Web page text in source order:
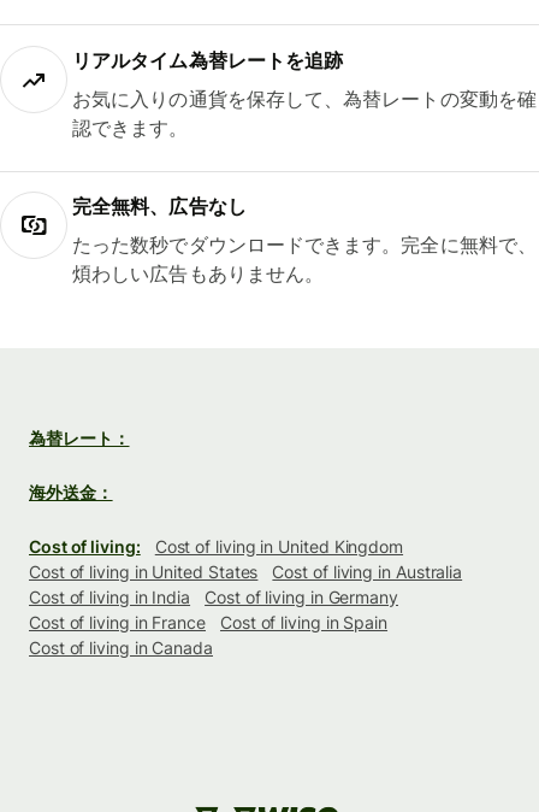
リアルタイム為替レートを追跡
お気に入りの通貨を保存して、為替レートの変動を確
認できます。
完全無料、広告なし
たった数秒でダウンロードできます。完全に無料で、
煩わしい広告もありません。
為替レート：
海外送金：
Cost of living:
Cost of living in United Kingdom
Cost of living in United States
Cost of living in Australia
Cost of living in India
Cost of living in Germany
Cost of living in France
Cost of living in Spain
Cost of living in Canada